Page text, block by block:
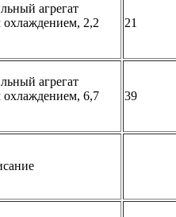
агрегат
2,2
21
агрегат
6,7
39